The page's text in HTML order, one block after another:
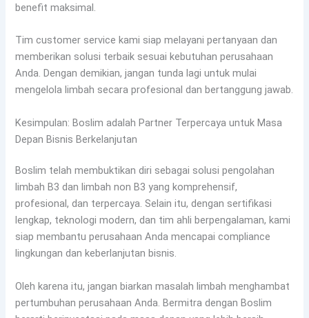
benefit maksimal.
Tim customer service kami siap melayani pertanyaan dan
memberikan solusi terbaik sesuai kebutuhan perusahaan
Anda. Dengan demikian, jangan tunda lagi untuk mulai
mengelola limbah secara profesional dan bertanggung jawab.
Kesimpulan: Boslim adalah Partner Terpercaya untuk Masa
Depan Bisnis Berkelanjutan
Boslim telah membuktikan diri sebagai solusi pengolahan
limbah B3 dan limbah non B3 yang komprehensif,
profesional, dan terpercaya. Selain itu, dengan sertifikasi
lengkap, teknologi modern, dan tim ahli berpengalaman, kami
siap membantu perusahaan Anda mencapai compliance
lingkungan dan keberlanjutan bisnis.
Oleh karena itu, jangan biarkan masalah limbah menghambat
pertumbuhan perusahaan Anda. Bermitra dengan Boslim